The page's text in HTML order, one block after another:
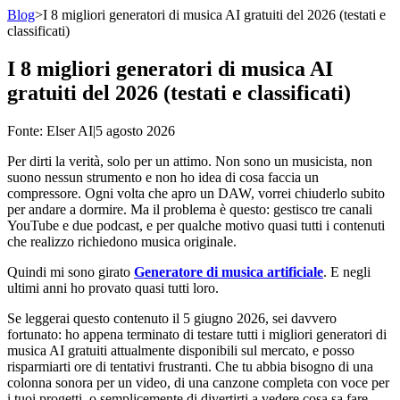
Blog>I 8 migliori generatori di musica AI gratuiti del 2026 (testati e
classificati)
I 8 migliori generatori di musica AI
gratuiti del 2026 (testati e classificati)
Fonte: Elser AI|5 agosto 2026
Per dirti la verità, solo per un attimo. Non sono un musicista, non
suono nessun strumento e non ho idea di cosa faccia un
compressore. Ogni volta che apro un DAW, vorrei chiuderlo subito
per andare a dormire. Ma il problema è questo: gestisco tre canali
YouTube e due podcast, e per qualche motivo quasi tutti i contenuti
che realizzo richiedono musica originale.
Quindi mi sono girato Generatore di musica artificiale. E negli
ultimi anni ho provato quasi tutti loro.
Se leggerai questo contenuto il 5 giugno 2026, sei davvero
fortunato: ho appena terminato di testare tutti i migliori generatori di
musica AI gratuiti attualmente disponibili sul mercato, e posso
risparmiarti ore di tentativi frustranti. Che tu abbia bisogno di una
colonna sonora per un video, di una canzone completa con voce per